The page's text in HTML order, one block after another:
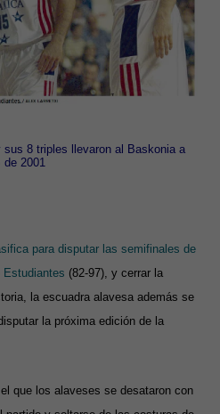
8 triples llevaron al Baskonia a
2001
para disputar las semifinales de
Estudiantes (82-97), y cerrar la
la escuadra alavesa además se
la próxima edición de la
que los alaveses se desataron con